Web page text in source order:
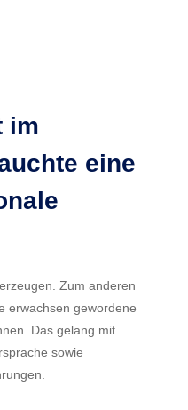
im
eine
Zum anderen
erwachsen gewordene
Das gelang mit
sowie